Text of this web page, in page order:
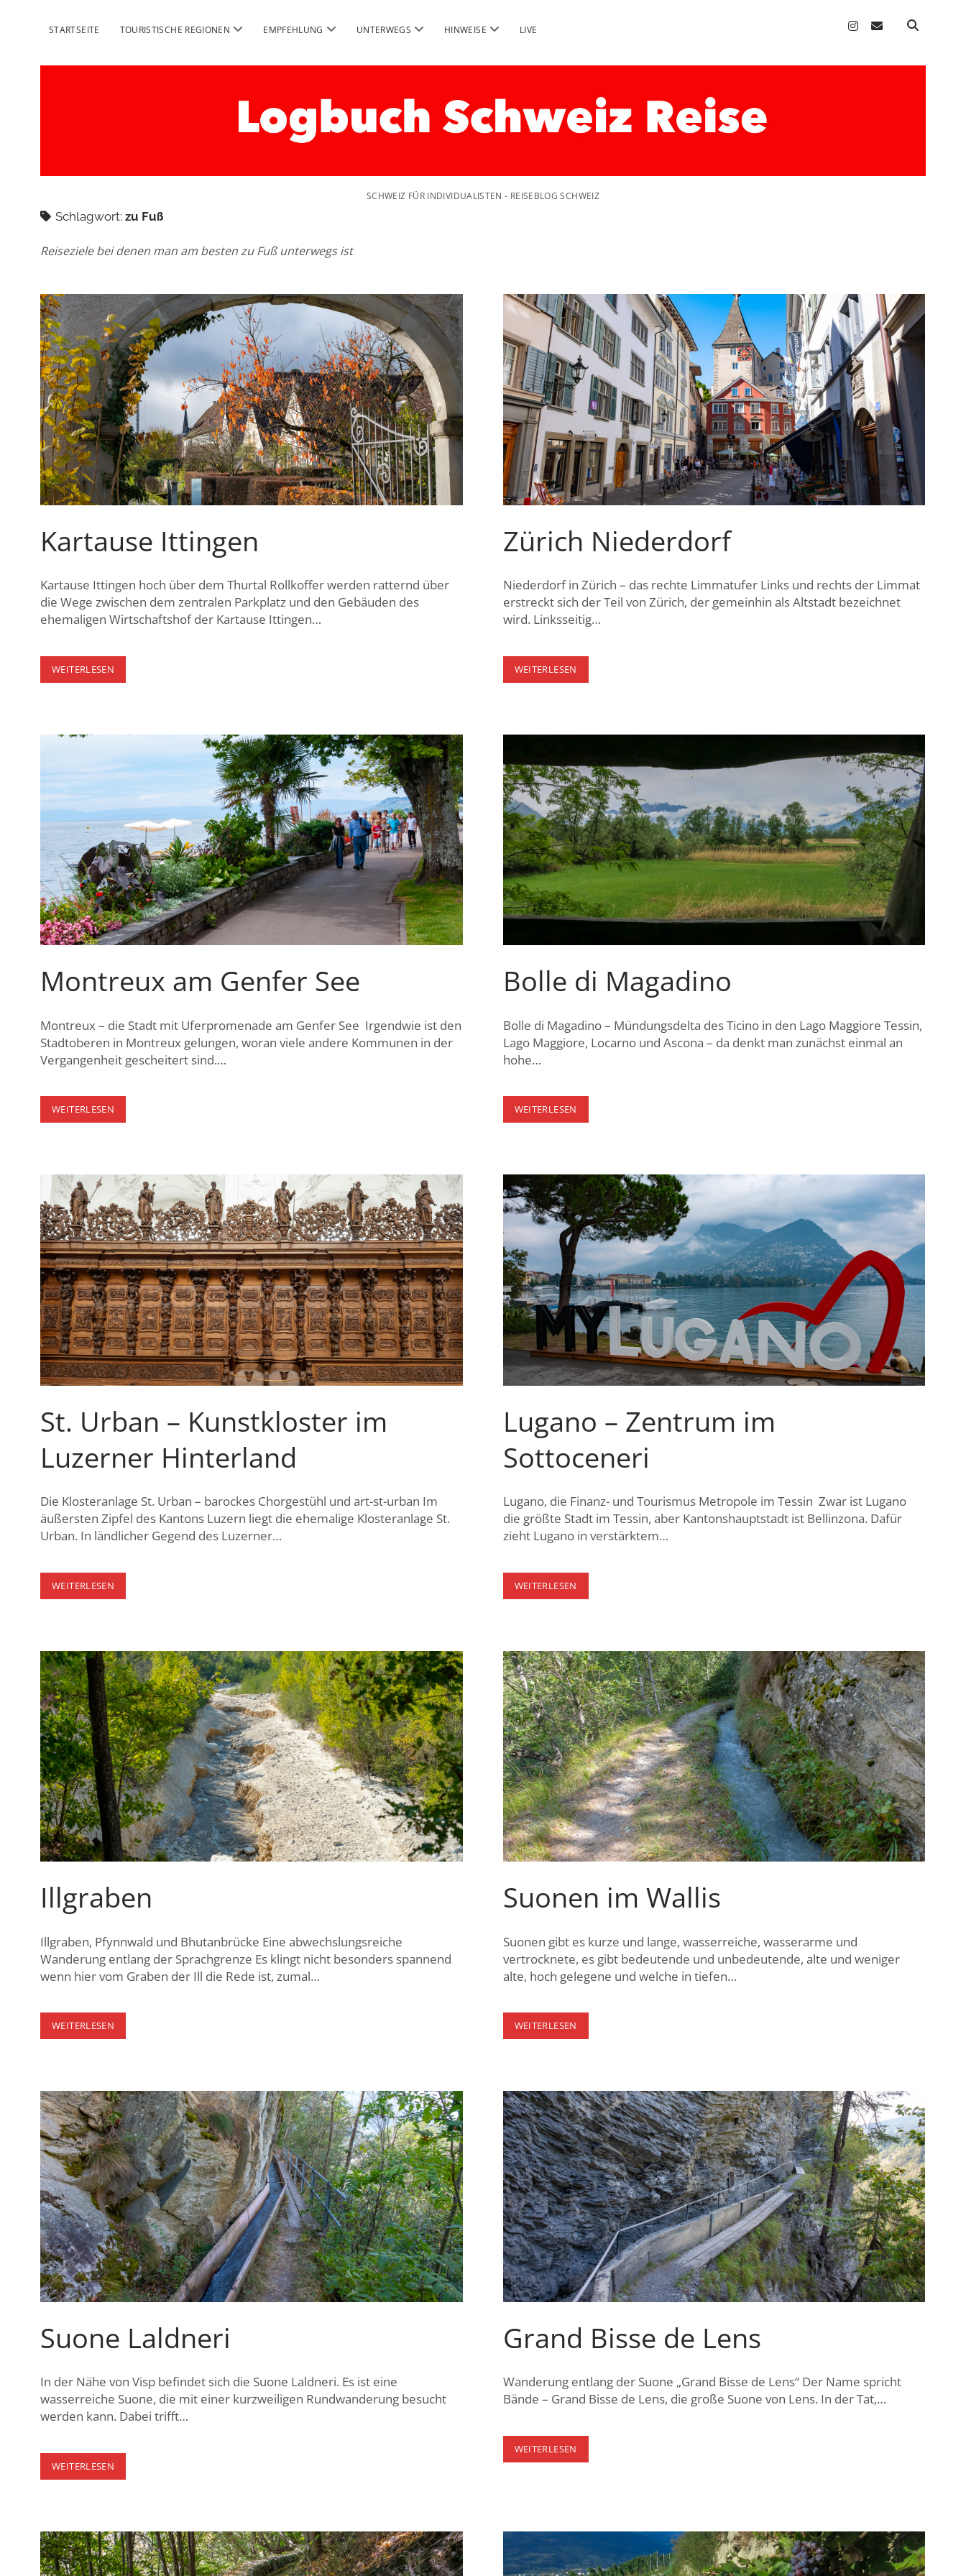
STARTSEITE TOURISTISCHE REGIONEN Menü
EMPFEHLUNG Menü
UNTERWEGS Menü
HINWEISE Menü
LIVE instagram
email
Schweiz
Reise
SCHWEIZ FÜR INDIVIDUALISTEN - REISEBLOG SCHWEIZ
Schlagwort: zu Fuß
Reiseziele bei denen man am besten zu Fuß unterwegs ist
Kartause Ittingen
Kartause Ittingen hoch über dem Thurtal Rollkoffer werden ratternd über
die Wege zwischen dem zentralen Parkplatz und den Gebäuden des
ehemaligen Wirtschaftshof der Kartause Ittingen…
WEITERLESEN
ITTINGEN
Zürich Niederdorf
Niederdorf in Zürich – das rechte Limmatufer Links und rechts der Limmat
erstreckt sich der Teil von Zürich, der gemeinhin als Altstadt bezeichnet
wird. Linksseitig…
WEITERLESEN
NIEDERDORF
Montreux am Genfer See
Montreux – die Stadt mit Uferpromenade am Genfer See Irgendwie ist den
Stadtoberen in Montreux gelungen, woran viele andere Kommunen in der
Vergangenheit gescheitert sind.…
WEITERLESEN
AM
Bolle di Magadino
Bolle di Magadino – Mündungsdelta des Ticino in den Lago Maggiore Tessin,
Lago Maggiore, Locarno und Ascona – da denkt man zunächst einmal an
hohe…
WEITERLESEN
DI
St. Urban – Kunstkloster im
Luzerner Hinterland
Die Klosteranlage St. Urban – barockes Chorgestühl und art-st-urban Im
äußersten Zipfel des Kantons Luzern liegt die ehemalige Klosteranlage St.
Urban. In ländlicher Gegend des Luzerner…
WEITERLESEN
URBAN
LUZERNER
HINTERLAND
Lugano – Zentrum im
Sottoceneri
Lugano, die Finanz- und Tourismus Metropole im Tessin Zwar ist Lugano
die größte Stadt im Tessin, aber Kantonshauptstadt ist Bellinzona. Dafür
zieht Lugano in verstärktem…
WEITERLESEN
–
Illgraben
Illgraben, Pfynnwald und Bhutanbrücke Eine abwechslungsreiche
Wanderung entlang der Sprachgrenze Es klingt nicht besonders spannend
wenn hier vom Graben der Ill die Rede ist, zumal…
WEITERLESEN
Suonen im Wallis
Suonen gibt es kurze und lange, wasserreiche, wasserarme und
vertrocknete, es gibt bedeutende und unbedeutende, alte und weniger
alte, hoch gelegene und welche in tiefen…
WEITERLESEN
IM
Suone Laldneri
In der Nähe von Visp befindet sich die Suone Laldneri. Es ist eine
wasserreiche Suone, die mit einer kurzweiligen Rundwanderung besucht
werden kann. Dabei trifft…
WEITERLESEN
LALDNERI
Grand Bisse de Lens
Wanderung entlang der Suone „Grand Bisse de Lens“ Der Name spricht
Bände – Grand Bisse de Lens, die große Suone von Lens. In der Tat,…
WEITERLESEN
BISSE